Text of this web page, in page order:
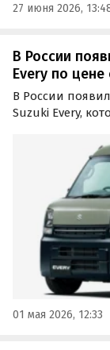
27 июня 2026,
В России
Every по цене
В России
Suzuki Every,
есть версии с
01 мая 2026, 12:33